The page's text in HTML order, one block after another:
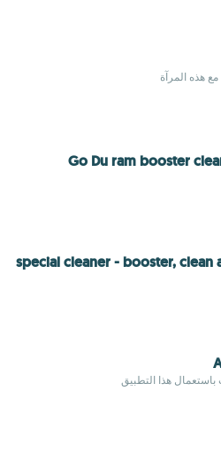
هذه المرآة
special cleaner - booster, clean
باستعمال هذا التطبيق